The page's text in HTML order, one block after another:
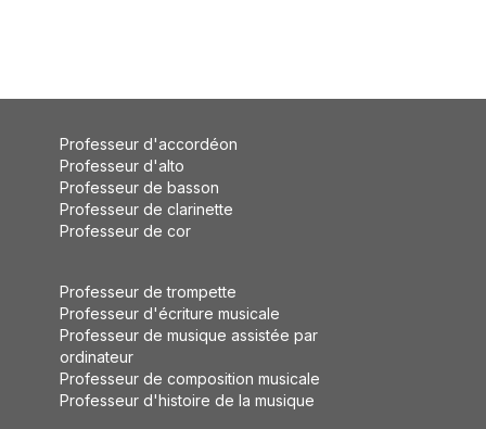
Professeur d'accordéon
Professeur d'alto
Professeur de basson
Professeur de clarinette
Professeur de cor
Professeur de trompette
Professeur d'écriture musicale
Professeur de musique assistée par
ordinateur
Professeur de composition musicale
Professeur d'histoire de la musique